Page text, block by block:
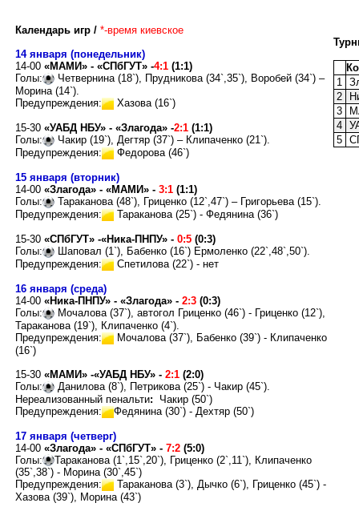
Календарь игр / *-время киевское
14 января (понедельник)
14-00 «МАМИ» - «СПбГУТ» -4:1 (1:1)
Голы:
Четвернина (18`), Прудникова (34`,35`), Воробей (34`) –
Морина (14`).
Предупреждения:
Хазова (16`)
15-30 «УАБД НБУ» - «Злагода» -2:1(1:1)
Голы:
Чакир (19`), Дегтяр (37`) – Клипаченко (21`).
Предупреждения:
Федорова (46`)
15 января (вторник)
14-00 «Злагода» - «МАМИ» - 3:1(1:1)
Голы:
Тараканова (48`), Гриценко (12`,47`) – Григорьева (15`).
Предупреждения:
Тараканова (25`) - Федянина (36`)
15-30 «СПбГУТ» -«Ника-ПНПУ» - 0:5(0:3)
Голы:
Шаповал (1`), Бабенко (16`) Ермоленко (22`, 48`, 50`).
Предупреждения:
Спетилова (22`) - нет
16 января (среда)
14-00 «Ника-ПНПУ» - «Злагода»- 2:3(0:3)
Голы:
Мочалова (37`), автогол Гриценко (46`) - Гриценко (12`),
Тараканова (19`), Клипаченко (4`).
Предупреждения:
Мочалова (37`), Бабенко (39`)- Клипаченко
(16`)
15-30 «МАМИ» -«УАБД НБУ»- 2:1(2:0)
Голы:
Данилова (8`), Петрикова (25`) - Чакир (45`).
Нереализованный пенальти: Чакир (50`)
Предупреждения:
Федянина (30`)- Дехтяр (50`)
17 января (четверг)
14-00 «Злагода» - «СПбГУТ» - 7:2 (5:0)
Голы:
Тараканова (1`,15`, 20`), Гриценко (2`,11`), Клипаченко
(35`,38`) - Морина (30`,45`)
Предупреждения:
Тараканова (3`), Дычко (6`), Гриценко (45`)-
Хазова (39`), Морина (43`)
1
2
3
4
5